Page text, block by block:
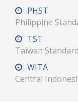
PHST
Philippine
TST
Taiwan
WITA
Central